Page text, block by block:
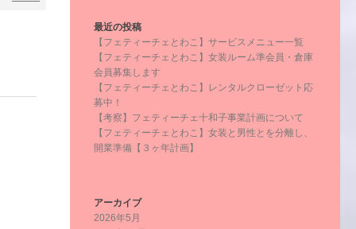
最近の投稿
【フェティーチェとわこ】サービスメニュー一覧
【フェティーチェとわこ】女装ルーム準会員・倉庫
会員募集します
【フェティーチェとわこ】レンタルクローゼット応
募中！
【考察】フェティーチェ十和子事業計画について
【フェティーチェとわこ】女装と男性とを分離し、
開業準備【３ヶ年計画】
アーカイブ
2026年5月